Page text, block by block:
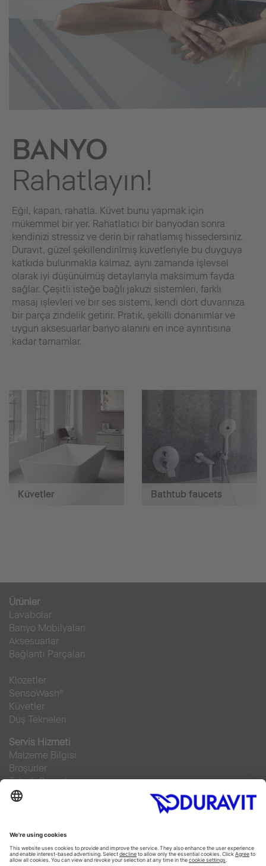
BANYO
Rahatlayın!
Eğil, kapan, rahatla. Küvet bunu yapmak için
mükemmel bir yer. Rahatlatıcı bir banyodan sonra
kendinizi stressiz ve derin bir rahatlamış hissedersiniz.
Duravit, güzel şekillendirilmiş küvetleriyle bu duyguya
katkıda bulunmakla kalmaz, aynı zamanda işlevsel
olarak iyi düşünülmüş detaylarıyla maksimum fayda
sağlar. Çeşitli isteğe bağlı jakuzi sistemleri, farklı
masaj işlevleri ve bir ses sistemi, kendi dört duvarınıza
bir parça zindelik getirir. Pratik, şekilli donanımlar ve
uygun aksesuarlar banyo alanını en ince ayrıntısına
kadar tamamlar.
Küvetler Bathtub faucets
Ürünler
Lavabolar
Banyo Mobilyaları
Aksesuarlar
Bağlantı Parçaları
Klozetler
SensoWash®
Küvetler
Duş Tekneleri
Servis Hizmeti
Malzeme Bilgisi
Broşürler
Teknik Servisler
Sıkça sorulan sorular
Facebook
Instagram
Pinterest
RSS-Feed